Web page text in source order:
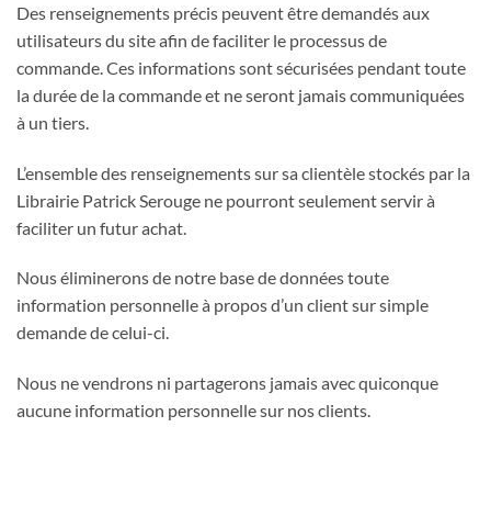
Des renseignements précis peuvent être demandés aux
utilisateurs du site afin de faciliter le processus de
commande. Ces informations sont sécurisées pendant toute
la durée de la commande et ne seront jamais communiquées
à un tiers.
L’ensemble des renseignements sur sa clientèle stockés par la
Librairie Patrick Serouge ne pourront seulement servir à
faciliter un futur achat.
Nous éliminerons de notre base de données toute
information personnelle à propos d’un client sur simple
demande de celui-ci.
Nous ne vendrons ni partagerons jamais avec quiconque
aucune information personnelle sur nos clients.